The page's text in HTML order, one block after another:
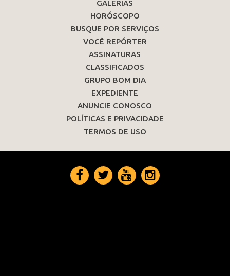
GALERIAS
HORÓSCOPO
BUSQUE POR SERVIÇOS
VOCÊ REPÓRTER
ASSINATURAS
CLASSIFICADOS
GRUPO BOM DIA
EXPEDIENTE
ANUNCIE CONOSCO
POLÍTICAS E PRIVACIDADE
TERMOS DE USO